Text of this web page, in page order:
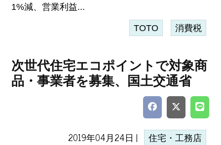
1%減、営業利益...
TOTO 消費税
次世代住宅エコポイントで対象商
品・事業者を募集、国土交通省
2019年04月24日 | 住宅・工務店